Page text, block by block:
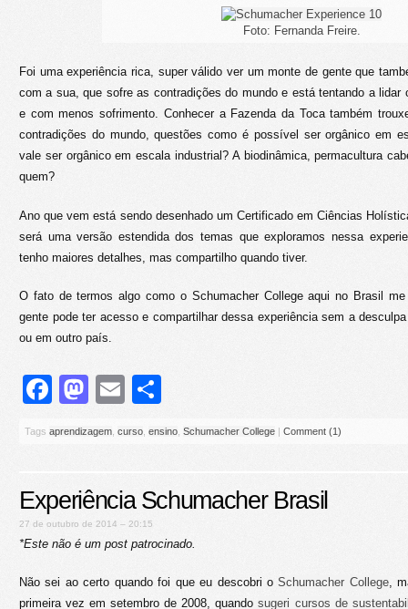
Foto: Fernanda Freire.
Foi uma experiência rica, super válido ver um monte de gente que
com a sua, que sofre as contradições do mundo e está tentando a lidar
e com menos sofrimento. Conhecer a Fazenda da Toca também
contradições do mundo, questões como é possível ser orgânico em
vale ser orgânico em escala industrial? A biodinâmica, permacultura
quem?
Ano que vem está sendo desenhado um Certificado em Ciências
será uma versão estendida dos temas que exploramos nessa
tenho maiores detalhes, mas compartilho quando tiver.
O fato de termos algo como o Schumacher College aqui no Brasil
gente pode ter acesso e compartilhar dessa experiência sem a
ou em outro país.
Facebook
Mastodon
Email
Tags aprendizagem curso ensino Schumacher College | Comment (1)
Experiência Schumacher Brasil
27 de outubro de 2014 – 20:15
*Este não é um post patrocinado.
Não sei ao certo quando foi que eu descobri oSchumacher College,
primeira vez em setembro de 2008, quandosugeri cursos de